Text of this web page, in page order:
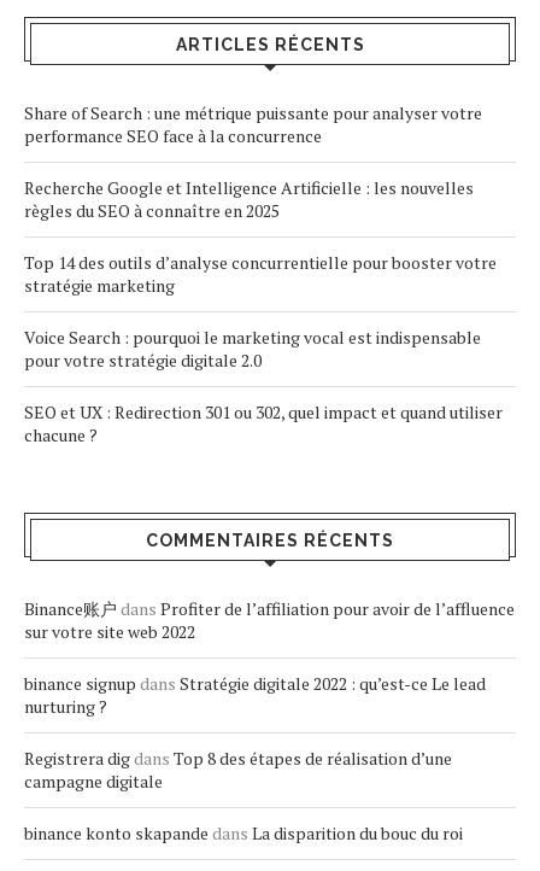
ARTICLES RÉCENTS
Share of Search : une métrique puissante pour analyser votre
performance SEO face à la concurrence
Recherche Google et Intelligence Artificielle : les nouvelles
règles du SEO à connaître en 2025
Top 14 des outils d’analyse concurrentielle pour booster votre
stratégie marketing
Voice Search : pourquoi le marketing vocal est indispensable
pour votre stratégie digitale 2.0
SEO et UX : Redirection 301 ou 302, quel impact et quand utiliser
chacune ?
COMMENTAIRES RÉCENTS
Binance账户 dans Profiter de l’affiliation pour avoir de l’affluence
sur votre site web 2022
binance signup dans Stratégie digitale 2022 : qu’est-ce Le lead
nurturing ?
Registrera digdans Top 8 des étapes de réalisation d’une
campagne digitale
binance konto skapande dans La disparition du bouc du roi